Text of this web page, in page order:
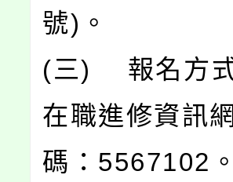
號)。
(三) 報名方式
在職進修資訊
碼：5567102。